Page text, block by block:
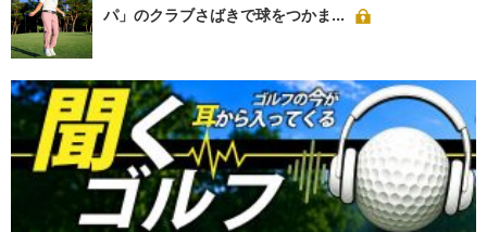
パ」のクラブさばきで球をつかま...